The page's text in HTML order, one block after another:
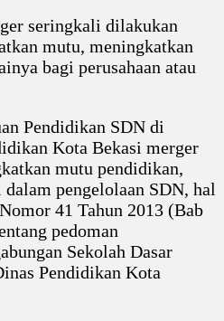
seringkali dilakukan
mutu, meningkatkan
bagi perusahaan atau
Pendidikan SDN di
Kota Bekasi merger
mutu pendidikan,
pengelolaan SDN, hal
41 Tahun 2013 (Bab
pedoman
Sekolah Dasar
Pendidikan Kota